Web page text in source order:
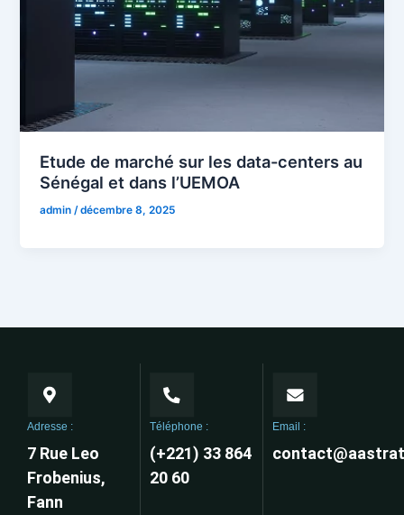
Etude de marché sur les data-centers au
Sénégal et dans lʼUEMOA
admin /décembre 8, 2025
Adresse :
7 Rue Leo
Frobenius,
Fann
Téléphone :
(+221) 33 864
20 60
Email :